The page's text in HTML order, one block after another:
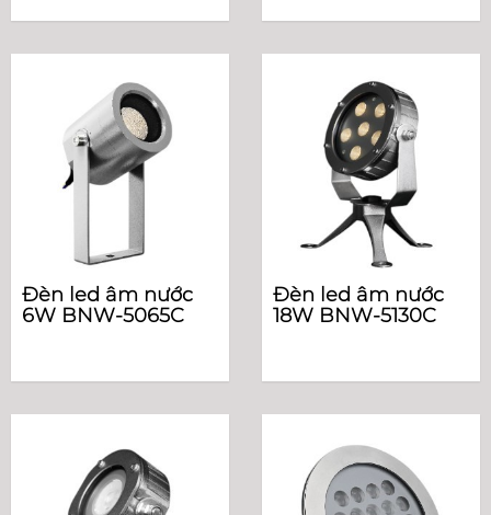
Đèn led âm nước
6W BNW-5065C
Đèn led âm nước
18W BNW-5130C